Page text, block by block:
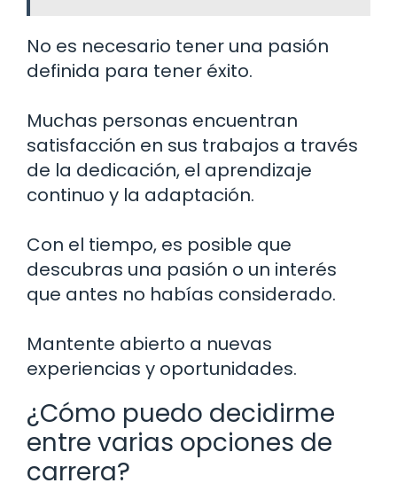
No es necesario tener una pasión
definida para tener éxito.
Muchas personas encuentran
satisfacción en sus trabajos a través
de la dedicación, el aprendizaje
continuo y la adaptación.
Con el tiempo, es posible que
descubras una pasión o un interés
que antes no habías considerado.
Mantente abierto a nuevas
experiencias y oportunidades.
¿Cómo puedo decidirme
entre varias opciones de
carrera?